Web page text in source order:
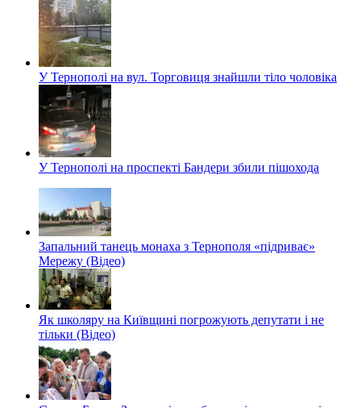
У Тернополі на вул. Торговиця знайшли тіло чоловіка
У Тернополі на проспекті Бандери збили пішохода
Запальний танець монаха з Тернополя «підриває»
Мережу (Відео)
Як школяру на Київщині погрожують депутати і не
тільки (Відео)